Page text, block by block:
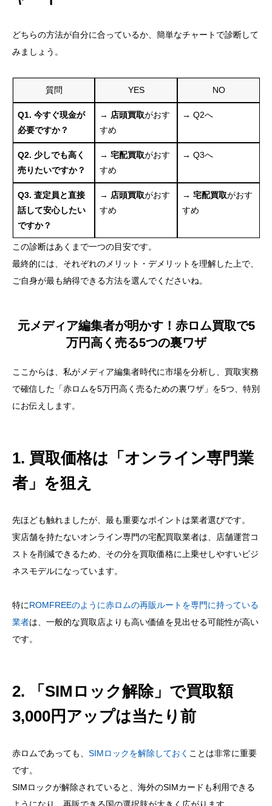
どちらの方法が自分に合っているか、簡単なチャートで診断して
みましょう。
質問 YES NO
Q1. 今すぐ現金が
必要ですか？
→ 店頭買取がおす
すめ
→ Q2へ
Q2. 少しでも高く
売りたいですか？
→ 宅配買取がおす
すめ
→ Q3へ
Q3. 査定員と直接
話して安心したい
ですか？
→ 店頭買取がおす
すめ
→ 宅配買取がおす
すめ
この診断はあくまで一つの目安です。
最終的には、それぞれのメリット・デメリットを理解した上で、
ご自身が最も納得できる方法を選んでくださいね。
元メディア編集者が明かす！赤ロム買取で5
万円高く売る5つの裏ワザ
ここからは、私がメディア編集者時代に市場を分析し、買取実務
で確信した「赤ロムを5万円高く売るための裏ワザ」を5つ、特別
にお伝えします。
1. 買取価格は「オンライン専門業
者」を狙え
先ほども触れましたが、最も重要なポイントは業者選びです。
実店舗を持たないオンライン専門の宅配買取業者は、店舗運営コ
ストを削減できるため、その分を買取価格に上乗せしやすいビジ
ネスモデルになっています。
特にROMFREEのように赤ロムの再販ルートを専門に持っている
業者は、一般的な買取店よりも高い価値を見出せる可能性が高い
です。
2. 「SIMロック解除」で買取額
3,000円アップは当たり前
赤ロムであっても、 SIMロックを解除しておく ことは非常に重要
です。
SIMロックが解除されていると、海外のSIMカードも利用できる